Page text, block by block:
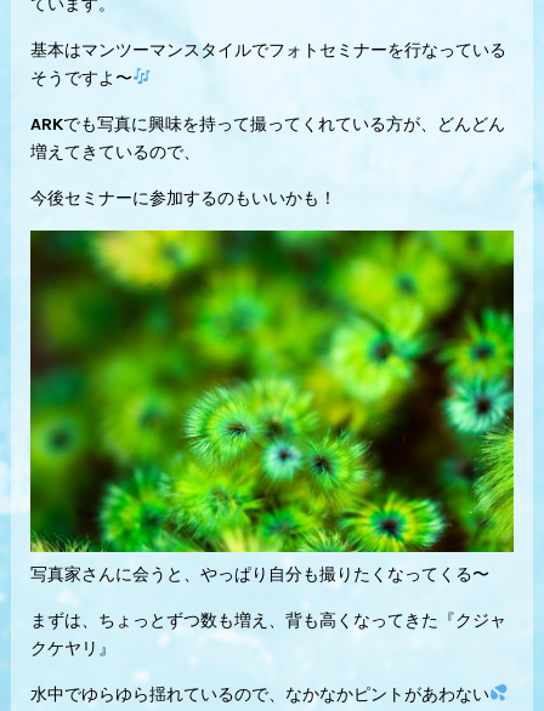
基本はマンツーマンスタイルでフォトセミナーを行なっている
そうですよ〜
ARKでも写真に興味を持って撮ってくれている方が、どんどん
増えてきているので、
今後セミナーに参加するのもいいかも！
写真家さんに会うと、やっぱり自分も撮りたくなってくる〜
まずは、ちょっとずつ数も増え、背も高くなってきた『クジャ
クケヤリ』
水中でゆらゆら揺れているので、なかなかピントがあわない